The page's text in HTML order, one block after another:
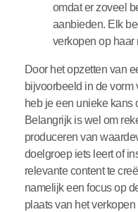
omdat er zoveel
aanbieden. Elk
verkopen op haar
Door het opzetten van
bijvoorbeeld in de vorm
heb je een unieke kans
Belangrijk is wel om
produceren van
doelgroep iets leert of
relevante content te
namelijk een focus op
plaats van het